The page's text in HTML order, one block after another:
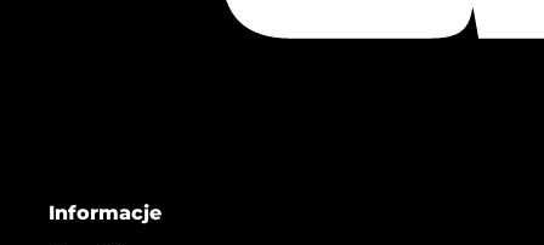
Informacje